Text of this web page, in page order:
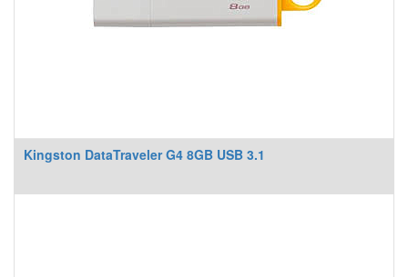
Kingston DataTraveler G4 8GB USB 3.1